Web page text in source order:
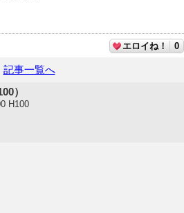
エロイね！ 0
記事一覧へ
）
H100